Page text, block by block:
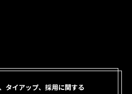
タイアップ、採用に関する